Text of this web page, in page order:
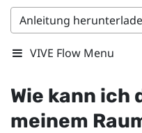
Anleitung
VIVE Flow Menu
Wie kann ich
meinem